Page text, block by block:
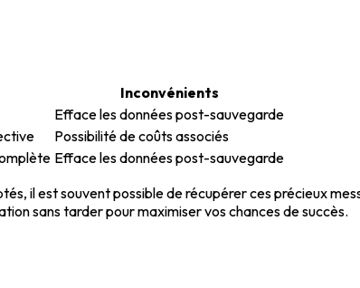
Inconvénients
Efface les données post-sauvegarde
Possibilité de coûts associés
Efface les données post-sauvegarde
il est souvent possible de récupérer ces précieux
sans tarder pour maximiser vos chances de succès.